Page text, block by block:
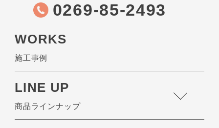
0269-85-2493
WORKS
施工事例
LINE UP
商品ラインナップ